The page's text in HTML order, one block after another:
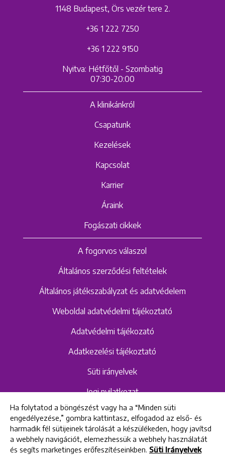
1148 Budapest, Örs vezér tere 2.
+36 1 222 7250
+36 1 222 9150
Nyitva: Hétfőtől - Szombatig
07:30-20:00
A klinikánkról
Csapatunk
Kezelések
Kapcsolat
Karrier
Áraink
Fogászati cikkek
A fogorvos válaszol
Általános szerződési feltételek
Általános játékszabályzat és adatvédelem
Weboldal adatvédelmi tájékoztató
Adatvédelmi tájékozató
Adatkezelési tájékoztató
Süti irányelvek
Jogi nyilatkozat
Hangrögzítéshez kapcsolódó adatvédelmi
szabályzat és tájékoztató
Ha folytatod a böngészést vagy ha a “Minden süti
engedélyezése,” gombra kattintasz, elfogadod az első- és
harmadik fél sütijeinek tárolását a készülékeden, hogy javítsd
a webhely navigációt, elemezhessük a webhely használatát
és segíts marketinges erőfeszítéseinkben. Süti Irányelvek